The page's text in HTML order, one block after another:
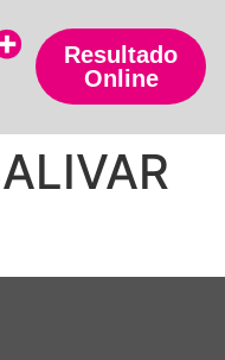
Resultado
Online